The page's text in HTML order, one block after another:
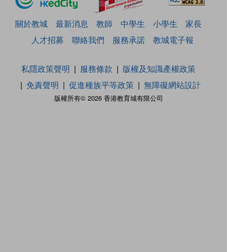
關於教城 最新消息 教師 中學生 小學生
家長
人才招募
聯絡我們 服務承諾 教城電子報
版權所有© 2026 香港教育城有限公司
私隱政策聲明 服務條款
版權及知識產權政策
免責聲明
促進種族平等政策 無障礙網站設計